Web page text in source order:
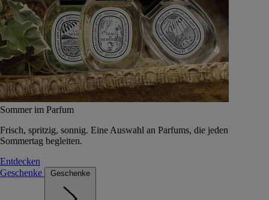
Sommer im Parfum
Frisch, spritzig, sonnig. Eine Auswahl an Parfums, die jeden
Sommertag begleiten.
Entdecken
Geschenke
Geschenke